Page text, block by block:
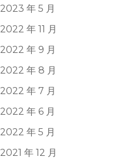
2023 年 5 月
2022 年 11 月
2022 年 9 月
2022 年 8 月
2022 年 7 月
2022 年 6 月
2022 年 5 月
2021 年 12 月